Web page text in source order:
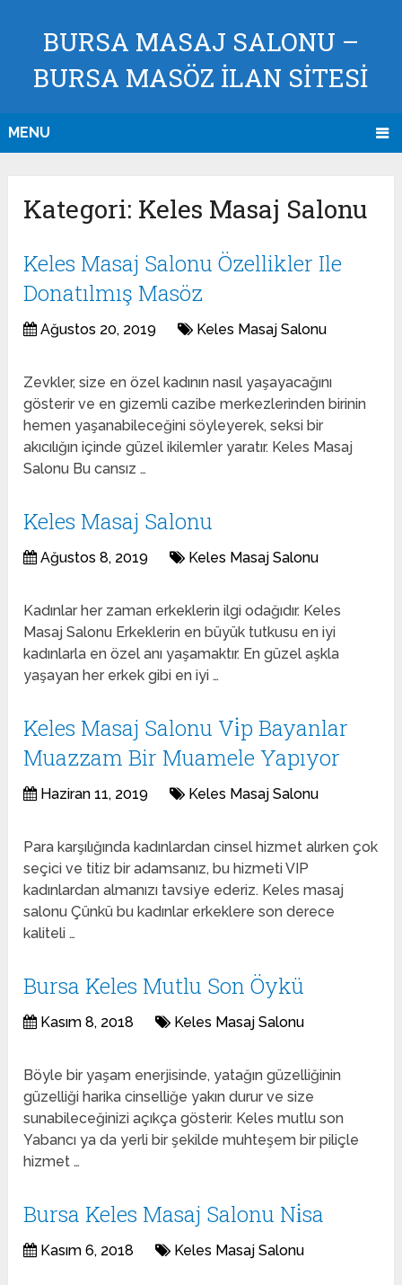
BURSA MASAJ SALONU –
BURSA MASÖZ İLAN SİTESİ
MENU
Kategori: Keles Masaj Salonu
Keles Masaj Salonu Özellikler Ile
Donatılmış Masöz
Ağustos 20, 2019 Keles Masaj Salonu
Zevkler, size en özel kadının nasıl yaşayacağını
gösterir ve en gizemli cazibe merkezlerinden birinin
hemen yaşanabileceğini söyleyerek, seksi bir
akıcılığın içinde güzel ikilemler yaratır. Keles Masaj
Salonu Bu cansız …
Keles Masaj Salonu
Ağustos 8, 2019 Keles Masaj Salonu
Kadınlar her zaman erkeklerin ilgi odağıdır. Keles
Masaj Salonu Erkeklerin en büyük tutkusu en iyi
kadınlarla en özel anı yaşamaktır. En güzel aşkla
yaşayan her erkek gibi en iyi …
Keles Masaj Salonu Vi̇p Bayanlar
Muazzam Bir Muamele Yapıyor
Haziran 11, 2019 Keles Masaj Salonu
Para karşılığında kadınlardan cinsel hizmet alırken çok
seçici ve titiz bir adamsanız, bu hizmeti VIP
kadınlardan almanızı tavsiye ederiz. Keles masaj
salonu Çünkü bu kadınlar erkeklere son derece
kaliteli …
Bursa Keles Mutlu Son Öykü
Kasım 8, 2018 Keles Masaj Salonu
Böyle bir yaşam enerjisinde, yatağın güzelliğinin
güzelliği harika cinselliğe yakın durur ve size
sunabileceğinizi açıkça gösterir. Keles mutlu son
Yabancı ya da yerli bir şekilde muhteşem bir piliçle
hizmet …
Bursa Keles Masaj Salonu Ni̇sa
Kasım 6, 2018 Keles Masaj Salonu